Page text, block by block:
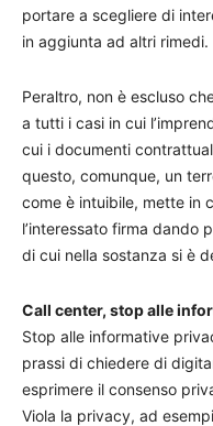
portare a scegliere di
in aggiunta ad altri rimedi.
Peraltro, non è escluso
a tutti i casi in cui
cui i documenti
questo, comunque, un
come è intuibile, mette in
l’interessato firma dando
di cui nella sostanza si è
Call center, stop alle
Stop alle informative
prassi di chiedere di
esprimere il consenso
Viola la privacy, ad